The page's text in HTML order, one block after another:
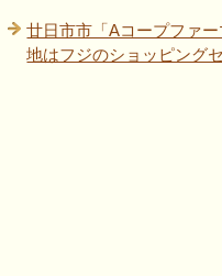
廿日市市「Aコープファ
地はフジのショッピング